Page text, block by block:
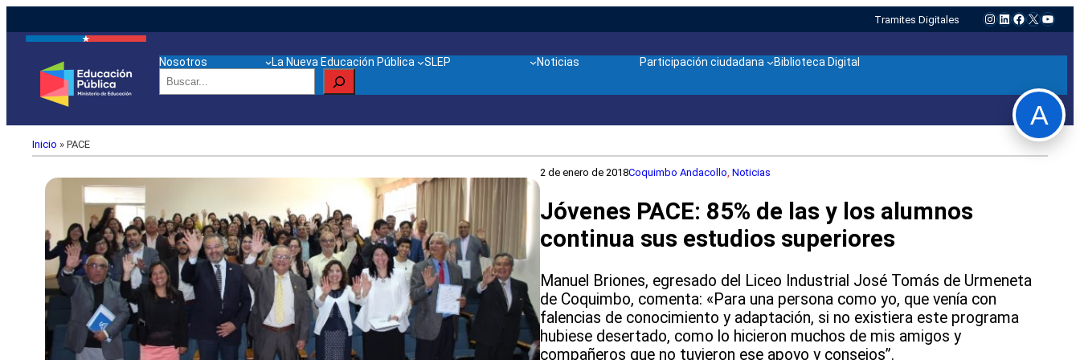
Tramites Digitales Instagram
LinkedIn
Facebook
X
Nosotros La Nueva Educación Pública SLEP Noticias Participación ciudadana
Biblioteca Digital
Buscar
Inicio » PACE
2 de enero de 2018Coquimbo Andacollo Noticias
Jóvenes PACE: 85% de las y los alumnos
continua sus estudios superiores
Manuel Briones, egresado del Liceo Industrial José Tomás de Urmeneta
de Coquimbo, comenta: «Para una persona como yo, que venía con
falencias de conocimiento y adaptación, si no existiera este programa
hubiese desertado, como lo hicieron muchos de mis amigos y
compañeros que no tuvieron ese apoyo y consejos”.
A